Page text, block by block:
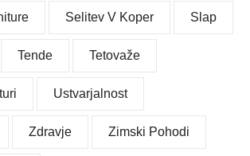
Selitev V Koper Slap
Tende Tetovaže
Ustvarjalnost
Zdravje Zimski Pohodi